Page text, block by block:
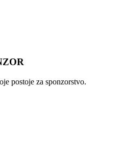
postoje za sponzorstvo.